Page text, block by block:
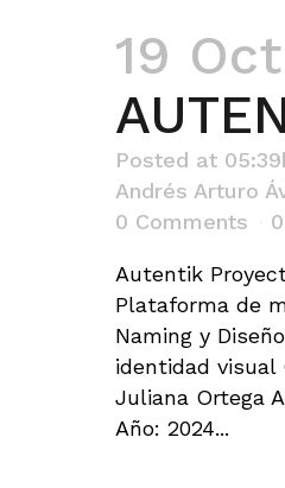
19 Oct
Posted at
Andrés Arturo
0 Comments
0
Autentik
Plataforma de
Naming y
identidad visual
Juliana Ortega
Año: 2024...